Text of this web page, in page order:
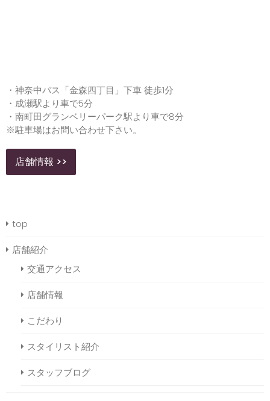
・神奈中バス「金森四丁目」下車 徒歩1分
・成瀬駅より車で5分
・南町田グランベリーパーク駅より車で8分
※駐車場はお問い合わせ下さい。
店舗情報 >>
top
店舗紹介
交通アクセス
店舗情報
こだわり
スタイリスト紹介
スタッフブログ